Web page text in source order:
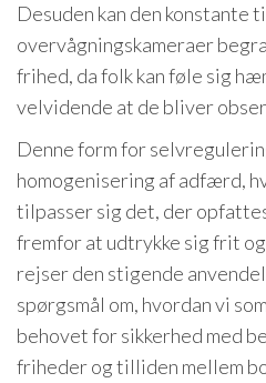
Desuden kan den
overvågningskameraer
frihed, da folk kan føle sig
velvidende at de bliver
Denne form for
homogenisering af adfærd,
tilpasser sig det, der
fremfor at udtrykke sig frit
rejser den stigende
spørgsmål om, hvordan vi
behovet for sikkerhed med
friheder og tilliden mellem